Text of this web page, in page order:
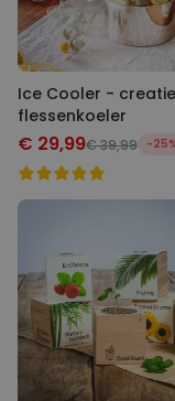
Ice Cooler -
flessenkoeler
€ 29,99€ 39,99 -